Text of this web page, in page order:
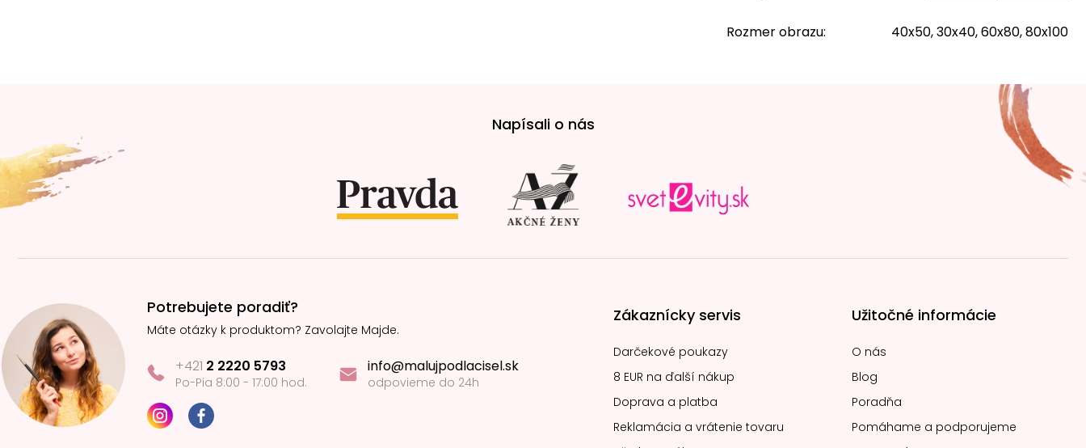
Rozmer obrazu: 40x50, 30x40, 60x80, 80x100
t
i
e
Napísali o nás
Potrebujete poradiť?
Máte otázky k produktom? Zavolajte Majde.
+421 2 2220 5793
Po-Pia 8:00 - 17:00 hod.
info@malujpodlacisel.sk
odpovieme do 24h
Zákaznícky servis
Darčekové poukazy
8 EUR na ďalší nákup
Doprava a platba
Reklamácia a vrátenie tovaru
Užitočné informácie
O nás
Blog
Poradňa
Pomáhame a podporujeme